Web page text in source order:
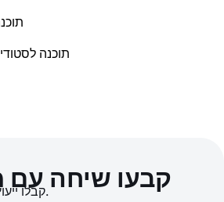
תוכנה
קבעו שיחה עם
קבלו ייעוץ אישי מהמומחה שלנו.